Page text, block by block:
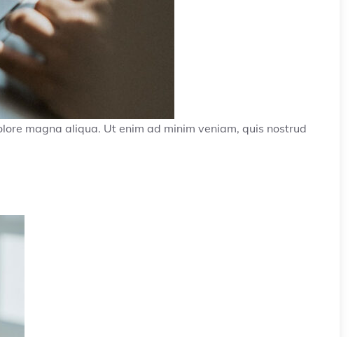
magna aliqua. Ut enim ad minim veniam, quis nostrud